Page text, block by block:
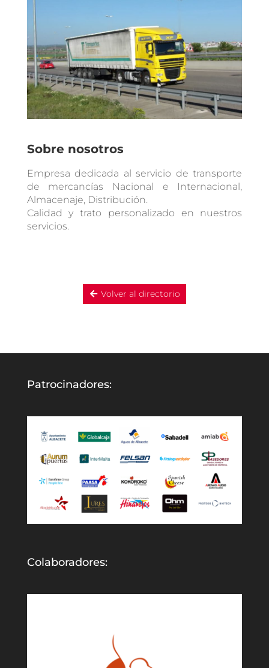
Sobre nosotros
Empresa dedicada al servicio de transporte
de mercancías Nacional e Internacional,
Almacenaje, Distribución.
Calidad y trato personalizado en nuestros
servicios.
Volver al directorio
Patrocinadores:
Colaboradores: